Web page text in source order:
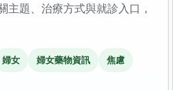
主題、治療方式與就診入口，
婦女 婦女藥物資訊 焦慮